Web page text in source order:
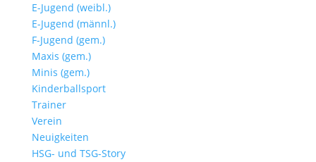
E-Jugend (weibl.)
E-Jugend (männl.)
F-Jugend (gem.)
Maxis (gem.)
Minis (gem.)
Kinderballsport
Trainer
Verein
Neuigkeiten
HSG- und TSG-Story